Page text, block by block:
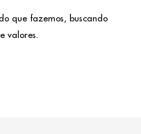
que fazemos, buscando
valores.